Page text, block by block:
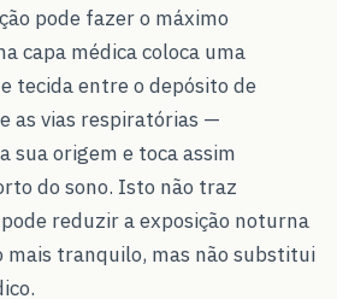
pode fazer o máximo
capa médica coloca uma
tecida entre o depósito de
as vias respiratórias —
sua origem e toca assim
do sono. Isto não traz
reduzir a exposição noturna
mais tranquilo, mas não substitui